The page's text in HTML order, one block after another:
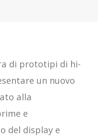
di prototipi di hi-
un nuovo
alla
e
del display e